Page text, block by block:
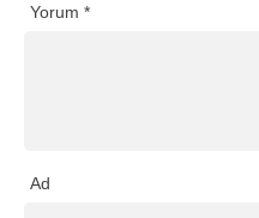
Yorum *
Ad